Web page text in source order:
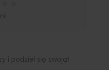
i podziel się swoją!